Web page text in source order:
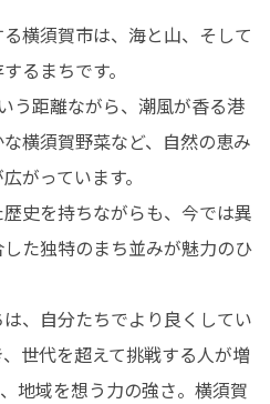
横須賀市は、海と山、そして
るまちです。
う距離ながら、潮風が香る港
横須賀野菜など、自然の恵み
がっています。
史を持ちながらも、今では異
た独特のまち並みが魅力のひ
、自分たちでより良くしてい
世代を超えて挑戦する人が増
地域を想う力の強さ。横須賀